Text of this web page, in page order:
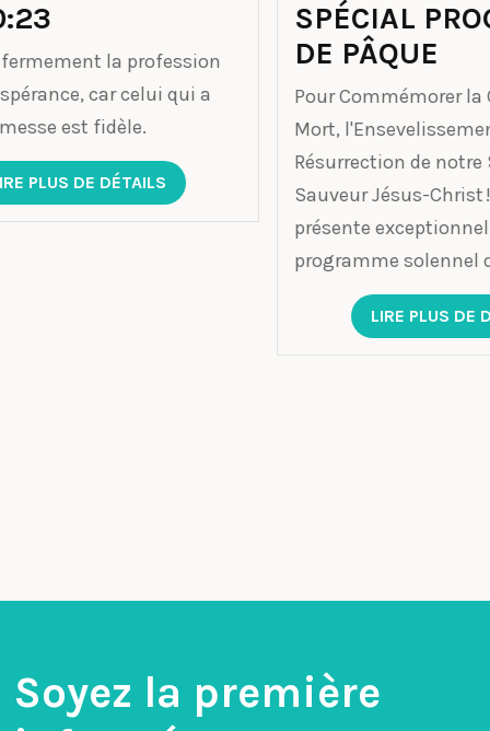
SPÉCIAL PROGRAMME
DE PÂQUE
Pour Commémorer la Crucifixion, la
Mort, l'Ensevelissement et la
Résurrection de notre Seigneur
Sauveur Jésus-Christ ! EMPA vous
présente exceptionnellement un
programme solennel de PÂQUE
Les
Soyez la première